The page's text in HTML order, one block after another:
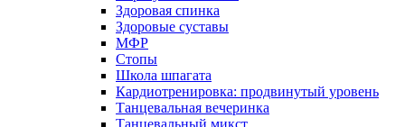
Здоровая спинка
Здоровые суставы
МФР
Стопы
Школа шпагата
Кардиотренировка: продвинутый уровень
Танцевальная вечеринка